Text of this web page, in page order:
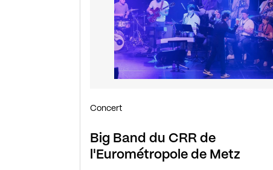
Big Band du CRR de
l'Eurométropole de Metz
Concert